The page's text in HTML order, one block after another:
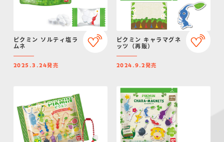
ピクミン ソルティ塩ラ
ムネ
2025.3.24発売
ピクミン キャラマグネ
ッツ（再販）
2024.9.2発売